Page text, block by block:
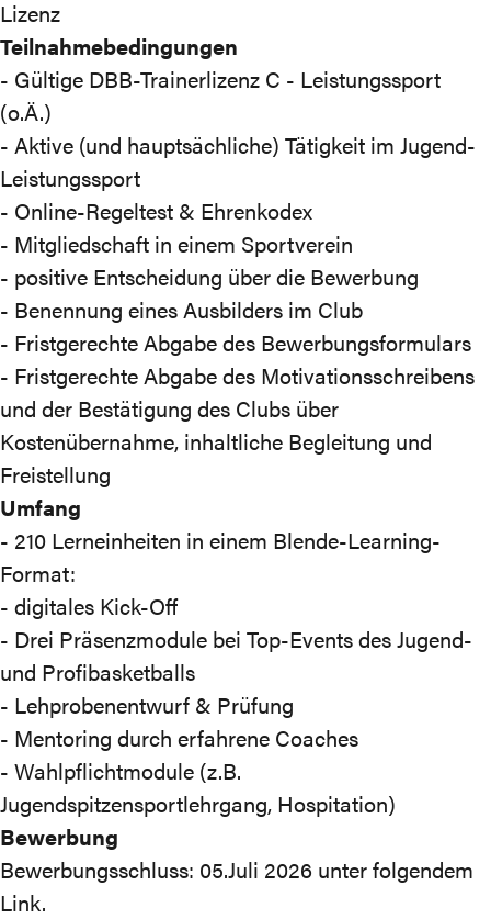
Lizenz
Teilnahmebedingungen
- Gültige DBB-Trainerlizenz C - Leistungssport
(o.Ä.)
- Aktive (und hauptsächliche) Tätigkeit im Jugend-
Leistungssport
- Online-Regeltest & Ehrenkodex
- Mitgliedschaft in einem Sportverein
- positive Entscheidung über die Bewerbung
- Benennung eines Ausbilders im Club
- Fristgerechte Abgabe des Bewerbungsformulars
- Fristgerechte Abgabe des Motivationsschreibens
und der Bestätigung des Clubs über
Kostenübernahme, inhaltliche Begleitung und
Freistellung
Umfang
- 210 Lerneinheiten in einem Blende-Learning-
Format:
- digitales Kick-Off
- Drei Präsenzmodule bei Top-Events des Jugend-
und Profibasketballs
- Lehprobenentwurf & Prüfung
- Mentoring durch erfahrene Coaches
- Wahlpflichtmodule (z.B.
Jugendspitzensportlehrgang, Hospitation)
Bewerbung
Bewerbungsschluss: 05.Juli 2026 unter folgendem
Link.